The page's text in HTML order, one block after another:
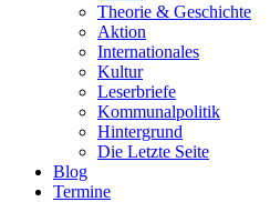
Theorie & Geschichte
Aktion
Internationales
Kultur
Leserbriefe
Kommunalpolitik
Hintergrund
Die Letzte Seite
Blog
Termine